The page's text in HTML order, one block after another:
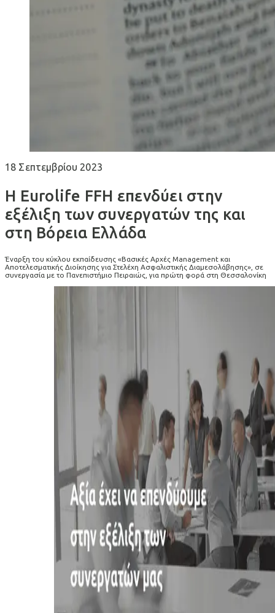
18 Σεπτεμβρίου 2023
Η Eurolife FFH επενδύει στην
εξέλιξη των συνεργατών της και
στη Βόρεια Ελλάδα
Έναρξη του κύκλου εκπαίδευσης «Βασικές Αρχές Management και
Αποτελεσματικής Διοίκησης για Στελέχη Ασφαλιστικής Διαμεσολάβησης», σε
συνεργασία με το Πανεπιστήμιο Πειραιώς, για πρώτη φορά στη Θεσσαλονίκη